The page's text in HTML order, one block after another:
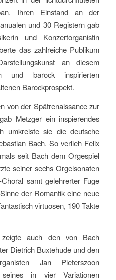
Ihren Einstand an der
und 30 Registern gab
und Konzertorganistin
das zahlreiche Publikum
an diesem
und barock inspirierten
Barockprospekt.
von der Spätrenaissance zur
Metzger ein inspierendes
umkreiste sie die deutsche
Bach. So verlieh Felix
seit Bach dem Orgespiel
seiner sechs Orgelsonaten
samt gelehrerter Fuge
der Romantik eine neue
virtuosen, 190 Takte
zeigte auch den von Bach
Dietrich Buxtehude und den
Jan Pieterszoon
in vier Variationen